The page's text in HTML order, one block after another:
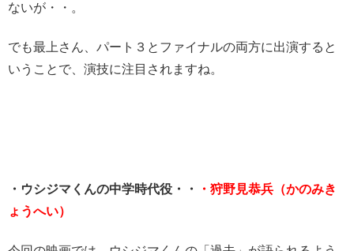
ないが・・。
でも最上さん、パート３とファイナルの両方に出演すると
いうことで、演技に注目されますね。
・ウシジマくんの中学時代役・・
・狩野見恭兵（かのみき
ょうへい）